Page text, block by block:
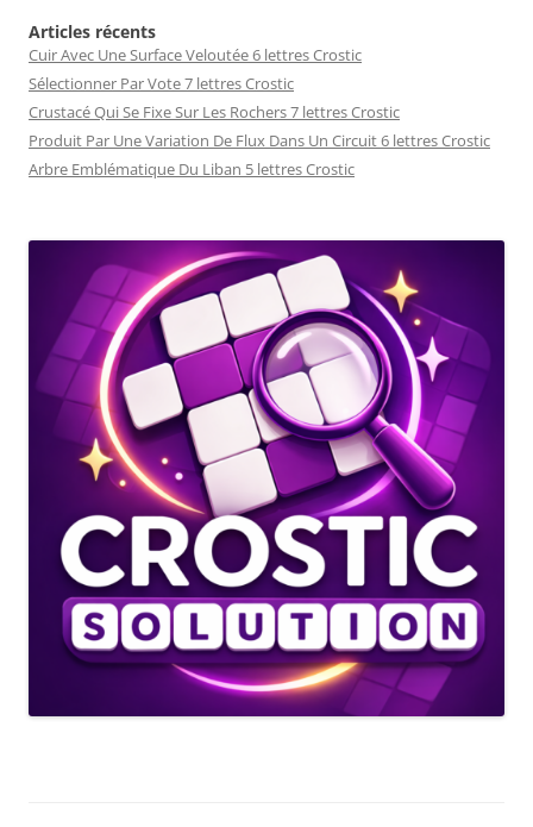
Articles récents
Cuir Avec Une Surface Veloutée 6 lettres Crostic
Sélectionner Par Vote 7 lettres Crostic
Crustacé Qui Se Fixe Sur Les Rochers 7 lettres Crostic
Produit Par Une Variation De Flux Dans Un Circuit 6 lettres Crostic
Arbre Emblématique Du Liban 5 lettres Crostic